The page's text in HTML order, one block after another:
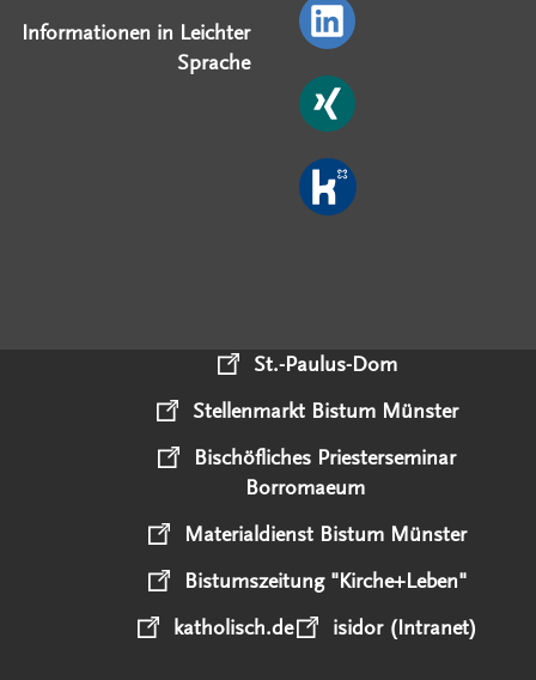
Informationen in Leichter
Sprache
St.-Paulus-Dom
Stellenmarkt Bistum Münster
Bischöfliches Priesterseminar
Borromaeum
Materialdienst Bistum Münster
Bistumszeitung "Kirche+Leben"
katholisch.de
isidor (Intranet)